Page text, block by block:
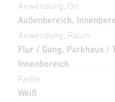
Anwendung, Ort
Außenbereich,
Anwendung, Raum
Flur / Gang, Parkhaus /
Innenbereich
Farbe
Weiß